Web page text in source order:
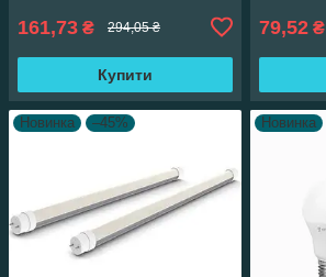
161,73 ₴ 294,05 ₴
Купити
79,52 ₴
Новинка –45% Новинка